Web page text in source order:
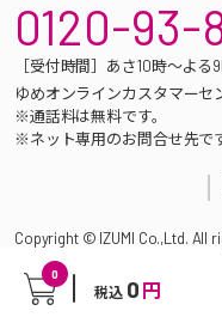
0
税込 0 円
0120-93-
［受付時間］あさ10時～よる
ゆめオンラインカスタマーセ
※通話料は無料です。
※ネット専用のお問合せ先で
Copyright © IZUMI Co.,Ltd. All